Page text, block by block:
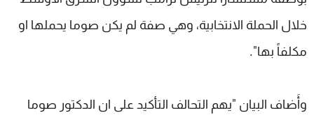
خلال الحملة الانتخابية، وهي صفة لم يكن صوما يحملها او
مكلفاً بها".
وأَضاف البيان "يهم التحالف التأكيد على ان الدكتور صوما